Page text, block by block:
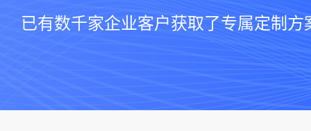
已有数千家企业客户获取了专属定制方